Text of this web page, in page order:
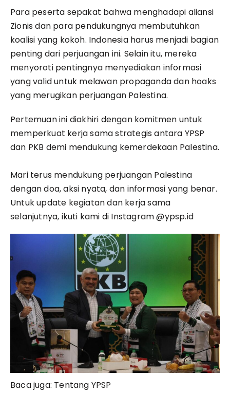
Para peserta sepakat bahwa menghadapi aliansi
Zionis dan para pendukungnya membutuhkan
koalisi yang kokoh. Indonesia harus menjadi bagian
penting dari perjuangan ini. Selain itu, mereka
menyoroti pentingnya menyediakan informasi
yang valid untuk melawan propaganda dan hoaks
yang merugikan perjuangan Palestina.
Pertemuan ini diakhiri dengan komitmen untuk
memperkuat kerja sama strategis antara YPSP
dan PKB demi mendukung kemerdekaan Palestina.
Mari terus mendukung perjuangan Palestina
dengan doa, aksi nyata, dan informasi yang benar.
Untuk update kegiatan dan kerja sama
selanjutnya, ikuti kami di Instagram @ypsp.id
Baca juga: Tentang YPSP